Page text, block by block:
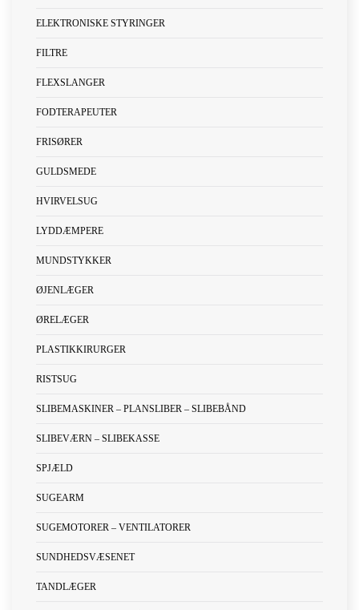
ELEKTRONISKE STYRINGER
FILTRE
FLEXSLANGER
FODTERAPEUTER
FRISØRER
GULDSMEDE
HVIRVELSUG
LYDDÆMPERE
MUNDSTYKKER
ØJENLÆGER
ØRELÆGER
PLASTIKKIRURGER
RISTSUG
SLIBEMASKINER – PLANSLIBER – SLIBEBÅND
SLIBEVÆRN – SLIBEKASSE
SPJÆLD
SUGEARM
SUGEMOTORER – VENTILATORER
SUNDHEDSVÆSENET
TANDLÆGER